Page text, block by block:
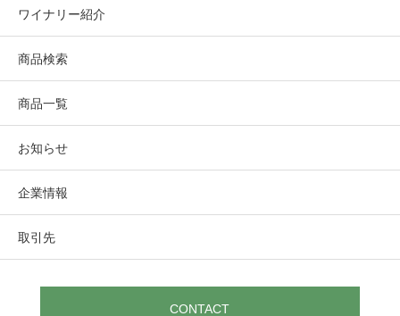
ワイナリー紹介
商品検索
商品一覧
お知らせ
企業情報
取引先
CONTACT